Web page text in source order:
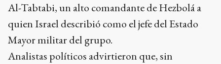
Al-Tabtabi, un alto comandante de Hezbolá a
quien Israel describió como el jefe del Estado
Mayor militar del grupo.
Analistas políticos advirtieron que, sin